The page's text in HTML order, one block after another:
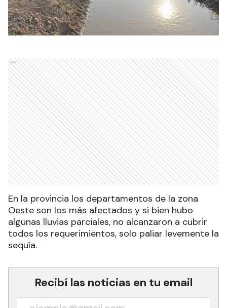
Ads
En la provincia los departamentos de la zona
Oeste son los más afectados y si bien hubo
algunas lluvias parciales, no alcanzaron a cubrir
todos los requerimientos, solo paliar levemente la
sequía.
Recibí las noticias en tu email